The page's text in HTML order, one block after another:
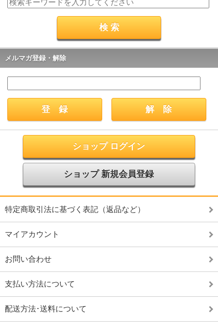
メルマガ登録・解除
ショップ ログイン
ショップ 新規会員登録
特定商取引法に基づく表記（返品など）
マイアカウント
お問い合わせ
支払い方法について
配送方法･送料について